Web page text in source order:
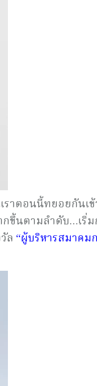
ราตอนนี้ทยอยกันเ
กขึ้นตามลำดับ…เริ่
ล “ผู้บริหารสมาคม